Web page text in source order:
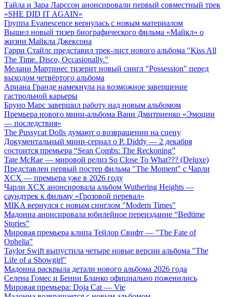
Тайла и Зара Ларссон анонсировали первый совместный трек
«SHE DID IT AGAIN»
Группа Evanescence вернулась с новым материалом
Вышел новый тизер биографического фильма «Майкл» о
жизни Майкла Джексона
Гарри Стайлс представил трек-лист нового альбома "Kiss All
The Time. Disco, Occasionally."
Мелани Мартинес тизерит новый сингл "Possession" перед
выходом четвёртого альбома
Ариана Гранде намекнула на возможное завершение
гастрольной карьеры
Бруно Марс завершил работу над новым альбомом
Премьера нового мини-альбома Вани Дмитриенко «Эмоции
— последствия»
The Pussycat Dolls думают о возвращении на сцену
Документальный мини-сериал о P. Diddy — 2 декабря
состоится премьера “Sean Combs: The Reckoning”
Tate McRae — мировой релиз So Close To What??? (Deluxe)
Представлен первый постер фильма "The Moment" с Чарли
XCX — премьера уже в 2026 году
Чарли XCX анонсировала альбом Wuthering Heights —
саундтрек к фильму «Грозовой перевал»
MIKA вернулся с новым синглом "Modern Times"
Мадонна анонсировала юбилейное переиздание “Bedtime
Stories”
Мировая премьера клипа Тейлор Свифт — "The Fate of
Ophelia"
Taylor Swift выпустила четыре новые версии альбома "The
Life of a Showgirl"
Мадонна раскрыла детали нового альбома 2026 года
Селена Гомес и Бенни Бланко официально поженились
Мировая премьера: Doja Cat — Vie